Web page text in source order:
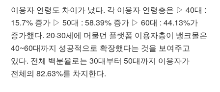
이용자 연령도 차이가 났다. 각 이용자 연령층은 ▷ 40대 :
15.7% 증가 ▷ 50대 : 58.39% 증가 ▷ 60대 : 44.13%가
증가했다. 20·30세에 머물던 플랫폼 이용자층이 뱅크몰은
40~60대까지 성공적으로 확장했다는 것을 보여주고
있다. 전체 백분율로는 30대부터 50대까지 이용자가
전체의 82.63%를 차지한다.